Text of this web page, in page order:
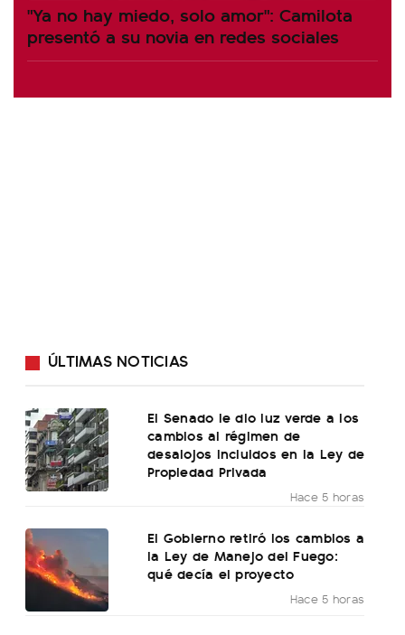
"Ya no hay miedo, solo amor": Camilota
presentó a su novia en redes sociales
ÚLTIMAS NOTICIAS
El Senado le dio luz verde a los
cambios al régimen de
desalojos incluidos en la Ley de
Propiedad Privada
Hace 5 horas
El Gobierno retiró los cambios a
la Ley de Manejo del Fuego:
qué decía el proyecto
Hace 5 horas